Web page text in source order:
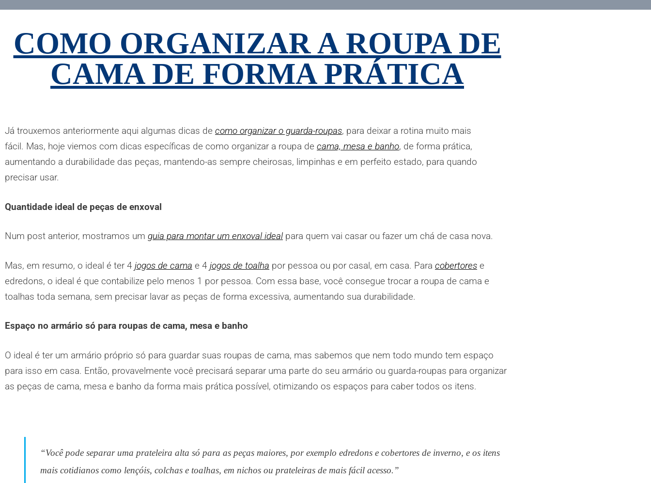
COMO ORGANIZAR A ROUPA DE
CAMA DE FORMA PRÁTICA
Já trouxemos anteriormente aqui algumas dicas de como organizar o guarda-roupas, para deixar a rotina muito mais
fácil. Mas, hoje viemos com dicas específicas de como organizar a roupa de cama, mesa e banho, de forma prática,
aumentando a durabilidade das peças, mantendo-as sempre cheirosas, limpinhas e em perfeito estado, para quando
precisar usar.
Quantidade ideal de peças de enxoval
Num post anterior, mostramos um guia para montar um enxoval ideal para quem vai casar ou fazer um chá de casa nova.
Mas, em resumo, o ideal é ter 4 jogos de cama e 4 jogos de toalha por pessoa ou por casal, em casa. Para cobertores e
edredons, o ideal é que contabilize pelo menos 1 por pessoa. Com essa base, você consegue trocar a roupa de cama e
toalhas toda semana, sem precisar lavar as peças de forma excessiva, aumentando sua durabilidade.
Espaço no armário só para roupas de cama, mesa e banho
O ideal é ter um armário próprio só para guardar suas roupas de cama, mas sabemos que nem todo mundo tem espaço
para isso em casa. Então, provavelmente você precisará separar uma parte do seu armário ou guarda-roupas para organizar
as peças de cama, mesa e banho da forma mais prática possível, otimizando os espaços para caber todos os itens.
“Você pode separar uma prateleira alta só para as peças maiores, por exemplo edredons e cobertores de inverno, e os itens
mais cotidianos como lençóis, colchas e toalhas, em nichos ou prateleiras de mais fácil acesso.”